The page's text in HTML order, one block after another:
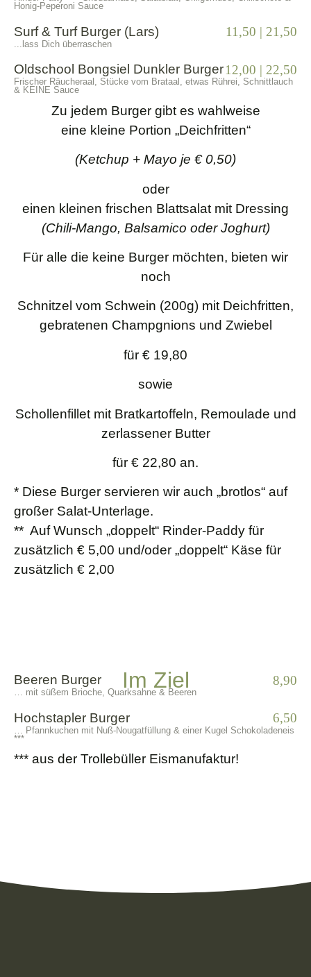
Honig-Peperoni Sauce
Surf & Turf Burger (Lars) 11,50 | 21,50
...lass Dich überraschen
Oldschool Bongsiel Dunkler Burger12,00 | 22,50
Frischer Räucheraal, Stücke vom Brataal, etwas Rührei, Schnittlauch
& KEINE Sauce
Zu jedem Burger gibt es wahlweise
eine kleine Portion „Deichfritten“
(Ketchup + Mayo je € 0,50)
oder
einen kleinen frischen Blattsalat mit Dressing
(Chili-Mango, Balsamico oder Joghurt)
Für alle die keine Burger möchten, bieten wir
noch
Schnitzel vom Schwein (200g) mit Deichfritten,
gebratenen Champgnions und Zwiebel
für € 19,80
sowie
Schollenfillet mit Bratkartoffeln, Remoulade und
zerlassener Butter
für € 22,80 an.
* Diese Burger servieren wir auch „brotlos“ auf
großer Salat-Unterlage.
** Auf Wunsch „doppelt“ Rinder-Paddy für
zusätzlich € 5,00 und/oder „doppelt“ Käse für
zusätzlich € 2,00
Im Ziel
Beeren Burger 8,90
… mit süßem Brioche, Quarksahne & Beeren
Hochstapler Burger 6,50
… Pfannkuchen mit Nuß-Nougatfüllung & einer Kugel Schokoladeneis
***
*** aus der Trollebüller Eismanufaktur!